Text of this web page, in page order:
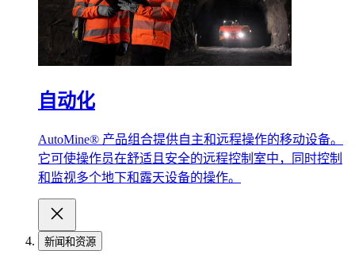
自动化
AutoMine® 产品组合提供自主和远程操作的移动设备。
它可使操作员在舒适且安全的远程控制室中，同时控制
和监视多个地下和露天设备的操作。
新闻和资源